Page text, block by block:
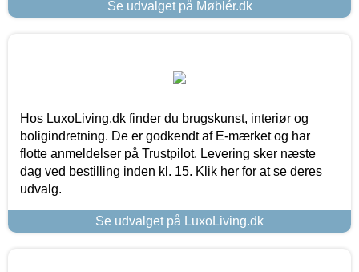
Se udvalget på Møblér.dk
Hos LuxoLiving.dk finder du brugskunst, interiør og
boligindretning. De er godkendt af E-mærket og har
flotte anmeldelser på Trustpilot. Levering sker næste
dag ved bestilling inden kl. 15. Klik her for at se deres
udvalg.
Se udvalget på LuxoLiving.dk